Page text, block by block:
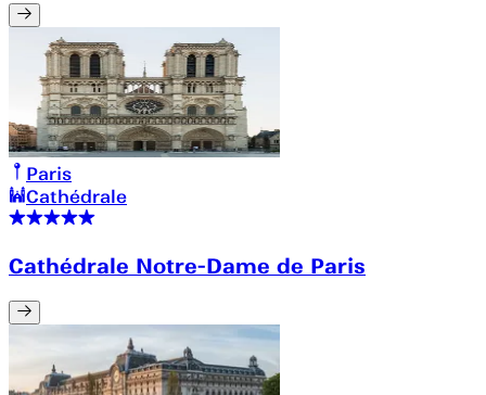
Paris
Cathédrale
Cathédrale Notre-Dame de Paris